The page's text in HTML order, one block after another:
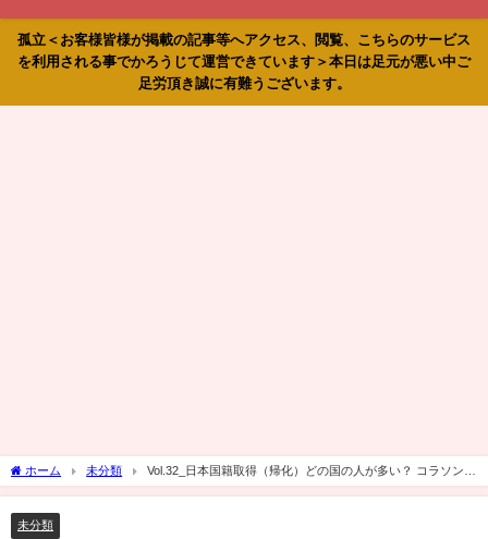
孤立＜お客様皆様が掲載の記事等へアクセス、閲覧、こちらのサービス
を利用される事でかろうじて運営できています＞本日は足元が悪い中ご
足労頂き誠に有難うございます。
ホーム 未分類
Vol.32_日本国籍取得（帰化）どの国の人が多い？ コラソン行
政書士事務所 山尾加奈子（やまお かなこ）
未分類